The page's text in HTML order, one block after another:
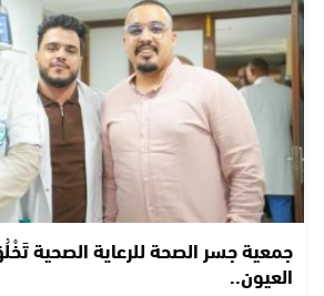
جمعية جسر الصحة للرعاية الصحية
العيون..